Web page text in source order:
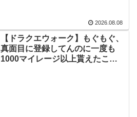
2026.08.08
【ドラクエウォーク】もぐもぐ、
真面目に登録してんのに一度も
1000マイレージ以上貰えたこと